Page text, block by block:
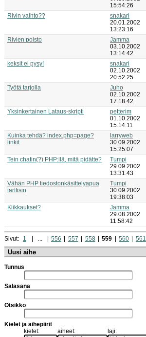
15:54:26
Rivin vaihto??
snakari
20.01.2002
13:23:16
Rivien poisto
Jamma
03.10.2002
13:14:42
keksit ei pysy!
snakari
02.10.2002
20:52:25
Työtä tarjolla
Juho
02.10.2002
17:18:42
Yksinkertainen Lataus-skripti
petterim
01.10.2002
15:14:11
Kuinka tehdä? index.php=page?
linkit
larryweb
30.09.2002
15:25:07
Tein chatin(?) PHP:llä, mitä pidätte?
Tumpi
29.09.2002
13:31:43
Vähän PHP tiedostonkäsittelyapua
tarttisin
Tumpi
30.09.2002
19:38:03
Klikkaukset?
Jamma
29.08.2002
11:58:42
Sivut: 1 ... 556 557 558 559 560 561
Uusi aihe
Tunnus
Salasana
Otsikko
Kielet ja aihepiirit
kielet:
aiheet: laji: